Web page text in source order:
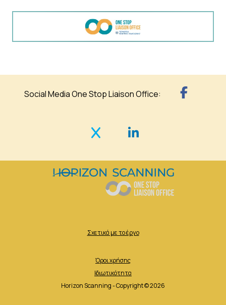
Social Media One Stop Liaison Office:
Σχετικά με το έργο
Όροι χρήσης
Ιδιωτικότητα
Horizon Scanning - Copyright © 2026